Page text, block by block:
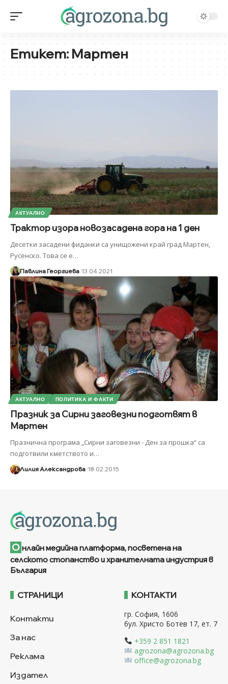
Етикет:Мартен
АКТУАЛНО
Трактор изора новозасадена гора на 1 ден
Десетки засадени фиданки са унищожени край град Мартен,
Русенско. Това се е…
Павлина Георгиева 13.04.2021
АКТУАЛНО ПОЛИТИКА И ФАКТИ
Празник за Сирни заговезни подготвят в
Мартен
Празнична програма „Сирни заговезни - Ден за прошка“ са
подготвили кметството и…
Лилия Александрова 18.02.2015
О нлайн медийна платформа, посветена на
селското стопанство и хранителната индустрия в
България
СТРАНИЦИ
Контакти
За нас
Реклама
Издател
КОНТАКТИ
гр. София, 1606
бул. Христо Ботев 17, ет. 7
+359 2 851 1821
agrozona@agrozona.bg
office@agrozona.bg